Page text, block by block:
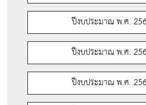
ปีงบประมาณ พ.ศ.
ปีงบประมาณ พ.ศ.
ปีงบประมาณ พ.ศ.